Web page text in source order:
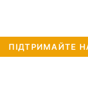
ПІДТРИМАЙТЕ